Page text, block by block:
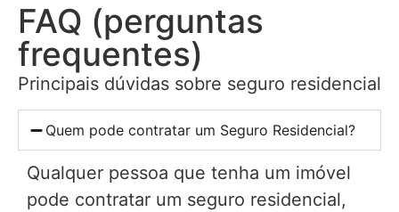
FAQ (perguntas
frequentes)
Principais dúvidas sobre seguro residencial
Quem pode contratar um Seguro Residencial?
Qualquer pessoa que tenha um imóvel
pode contratar um seguro residencial,